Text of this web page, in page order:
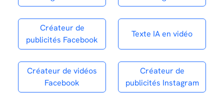
Créateur de
publicités Facebook
Texte IA en vidéo
Créateur de vidéos
Facebook
Créateur de
publicités Instagram